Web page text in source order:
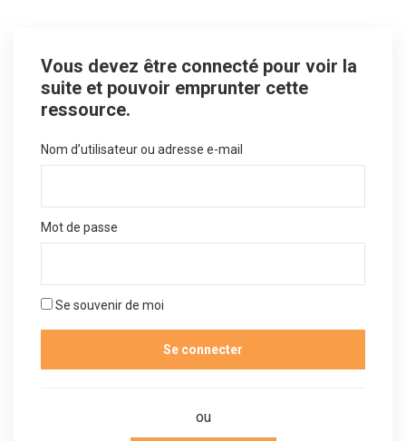
Vous devez être connecté pour voir la
suite et pouvoir emprunter cette
ressource.
Nom d’utilisateur ou adresse e-mail
Mot de passe
Se souvenir de moi
ou